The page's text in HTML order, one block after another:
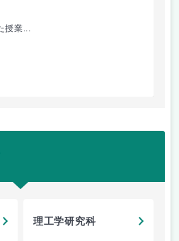
授業...
理工学研究科